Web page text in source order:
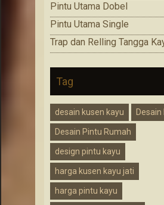
Pintu Utama Dobel
Pintu Utama Single
Trap dan Relling Tangga
Tag
desain kusen kayu Desain
Desain Pintu Rumah
design pintu kayu
harga kusen kayu jati
harga pintu kayu